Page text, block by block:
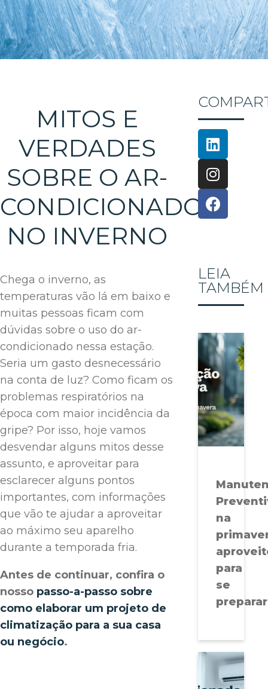
MITOS E
VERDADES
SOBRE O AR-
CONDICIONADO
NO INVERNO
Chega o inverno, as
temperaturas vão lá em baixo e
muitas pessoas ficam com
dúvidas sobre o uso do ar-
condicionado nessa estação.
Seria um gasto desnecessário
na conta de luz? Como ficam os
problemas respiratórios na
época com maior incidência da
gripe? Por isso, hoje vamos
desvendar alguns mitos desse
assunto, e aproveitar para
esclarecer alguns pontos
importantes, com informações
que vão te ajudar a aproveitar
ao máximo seu aparelho
durante a temporada fria.
Antes de continuar, confira o
nosso passo-a-passo sobre
como elaborar um projeto de
climatização para a sua casa
ou negócio.
LEIA
TAMBÉM
na
para
se
preparar